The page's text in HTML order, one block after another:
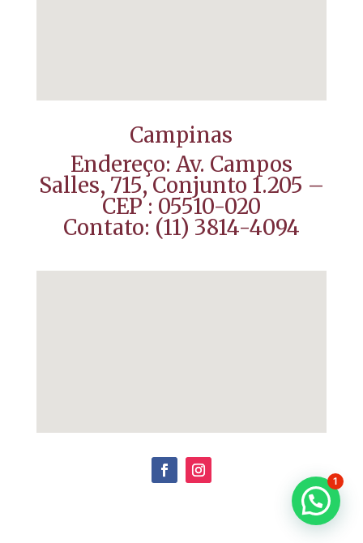
Campinas
Endereço: Av. Campos
Salles, 715, Conjunto 1.205 –
CEP : 05510-020
Contato: (11) 3814-4094
1